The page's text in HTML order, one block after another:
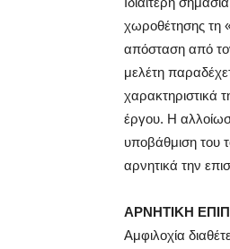
χωροθέτησης τη
απόσταση από
μελέτη
χαρακτηριστικά
έργου. Η
υποβάθμιση του
αρνητικά την
ΑΡΝΗΤΙΚΗ
Αμφιλοχία